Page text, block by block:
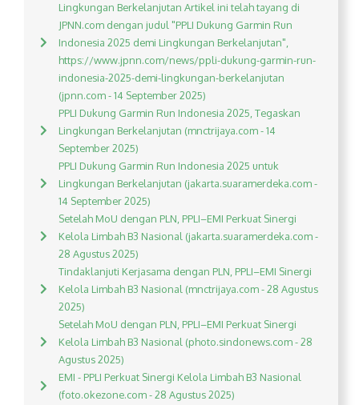
Lingkungan Berkelanjutan Artikel ini telah tayang di
JPNN.com dengan judul "PPLI Dukung Garmin Run
Indonesia 2025 demi Lingkungan Berkelanjutan",
https://www.jpnn.com/news/ppli-dukung-garmin-run-
indonesia-2025-demi-lingkungan-berkelanjutan
(jpnn.com - 14 September 2025)
PPLI Dukung Garmin Run Indonesia 2025, Tegaskan
Lingkungan Berkelanjutan (mnctrijaya.com - 14
September 2025)
PPLI Dukung Garmin Run Indonesia 2025 untuk
Lingkungan Berkelanjutan (jakarta.suaramerdeka.com -
14 September 2025)
Setelah MoU dengan PLN, PPLI–EMI Perkuat Sinergi
Kelola Limbah B3 Nasional (jakarta.suaramerdeka.com -
28 Agustus 2025)
Tindaklanjuti Kerjasama dengan PLN, PPLI–EMI Sinergi
Kelola Limbah B3 Nasional (mnctrijaya.com - 28 Agustus
2025)
Setelah MoU dengan PLN, PPLI–EMI Perkuat Sinergi
Kelola Limbah B3 Nasional (photo.sindonews.com - 28
Agustus 2025)
EMI - PPLI Perkuat Sinergi Kelola Limbah B3 Nasional
(foto.okezone.com - 28 Agustus 2025)